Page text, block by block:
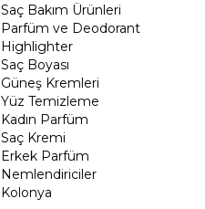
Saç Bakım Ürünleri
Parfüm ve Deodorant
Highlighter
Saç Boyası
Güneş Kremleri
Yüz Temizleme
Kadın Parfüm
Saç Kremi
Erkek Parfüm
Nemlendiriciler
Kolonya